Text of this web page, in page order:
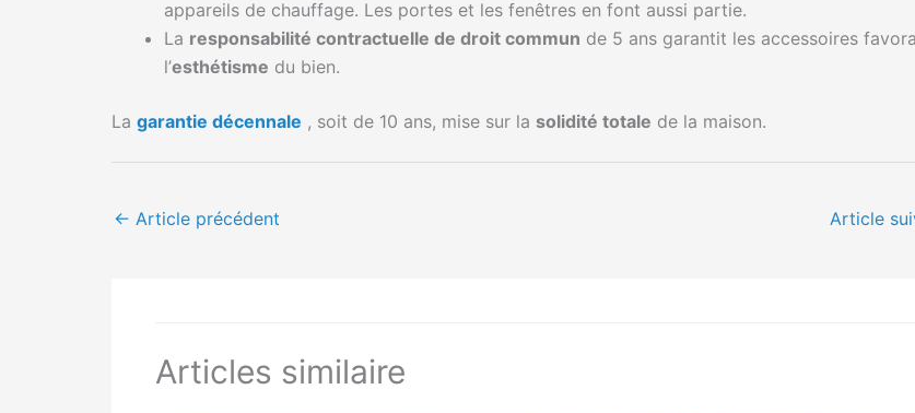
appareils de chauffage. Les portes et les fenêtres en font aussi partie.
La responsabilité contractuelle de droit commun de 5 ans garantit les accessoires
l’esthétisme du bien.
La garantie décennale , soit de 10 ans, mise sur la solidité totale de la maison.
← Article précédent Article
Articles similaire